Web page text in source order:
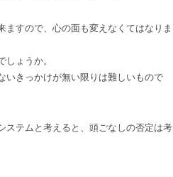
ますので、心の面も変えなくてはなりま
ょうか。
いきっかけが無い限りは難しいもので
ステムと考えると、頭ごなしの否定は考